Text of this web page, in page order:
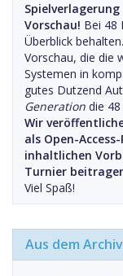
Vorschau! Bei 48
Überblick
Vorschau, die die
Systemen in
gutes Dutzend
Generation die
Wir
als Open-
inhaltlichen
Turnier
Viel Spaß!
Aus dem Archiv